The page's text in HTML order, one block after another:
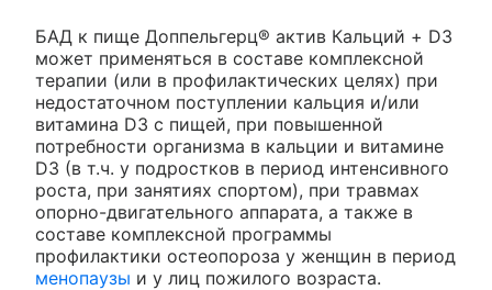
БАД к пище Доппельгерц® актив Кальций + D3
может применяться в составе комплексной
терапии (или в профилактических целях) при
недостаточном поступлении кальция и/или
витамина D3 с пищей, при повышенной
потребности организма в кальции и витамине
D3 (в т.ч. у подростков в период интенсивного
роста, при занятиях спортом), при травмах
опорно-двигательного аппарата, а также в
составе комплексной программы
профилактики остеопороза у женщин в период
менопаузы и у лиц пожилого возраста.